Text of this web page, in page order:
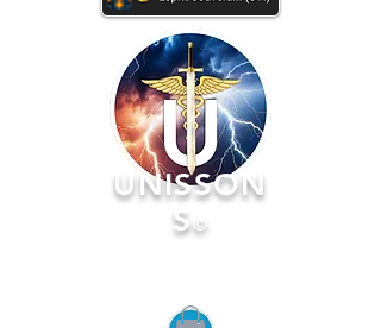
UNISSON
S©